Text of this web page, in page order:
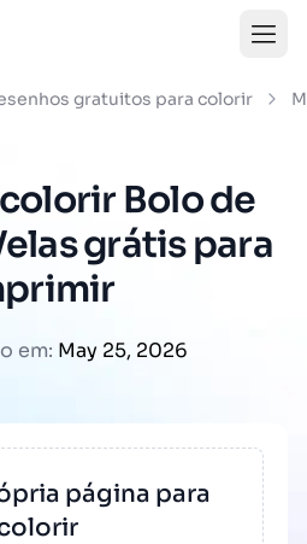
gratuitos para colorir
Bolo de
grátis para
em: May 25, 2026
página para